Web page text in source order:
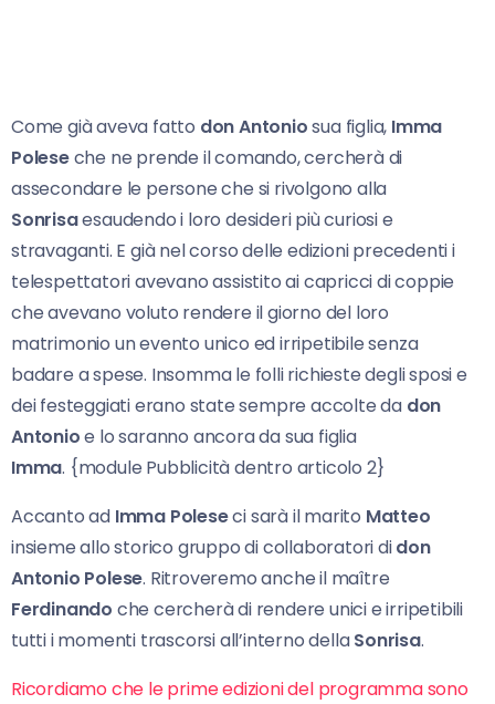
Come già aveva fatto don Antoniosua figlia, Imma
Poleseche ne prende il comando, cercherà di
assecondare le persone che si rivolgono alla
Sonrisaesaudendo i loro desideri più curiosi e
stravaganti. E già nel corso delle edizioni precedenti i
telespettatori avevano assistito ai capricci di coppie
che avevano voluto rendere il giorno del loro
matrimonio un evento unico ed irripetibile senza
badare a spese. Insomma le folli richieste degli sposi e
dei festeggiati erano state sempre accolte da don
Antonioe lo saranno ancora da sua figlia
Imma. {module Pubblicità dentro articolo 2}
Accanto ad Imma Poleseci sarà il marito Matteo
insieme allo storico gruppo di collaboratori didon
Antonio Polese. Ritroveremo anche il maître
Ferdinando che cercherà di rendere unici e irripetibili
tutti i momenti trascorsi all’interno dellaSonrisa.
Ricordiamo che le prime edizioni del programma sono